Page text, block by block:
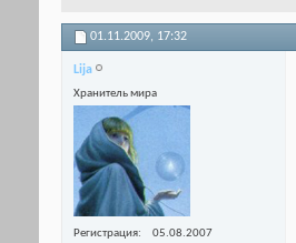
01.11.2009, 17:32
Lija
Хранитель мира
Регистрация
05.08.2007